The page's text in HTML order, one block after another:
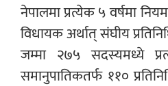
नेपालमा प्रत्येक ५ वर्षमा
विधायक अर्थात् संघीय
जम्मा २७५ सदस्यमध्ये
समानुपातिकतर्फ ११०